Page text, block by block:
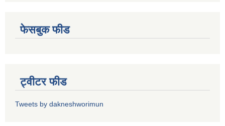
फेसबुक फीड
ट्वीटर फीड
Tweets by dakneshworimun